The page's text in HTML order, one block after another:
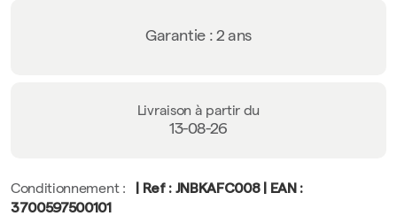
Garantie : 2 ans
Livraison à partir du
13-08-26
Conditionnement :
| Ref : JNBKAFC008 | EAN :
3700597500101